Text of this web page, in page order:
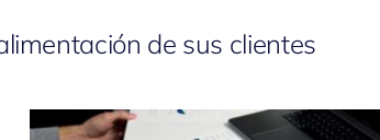
de sus clientes